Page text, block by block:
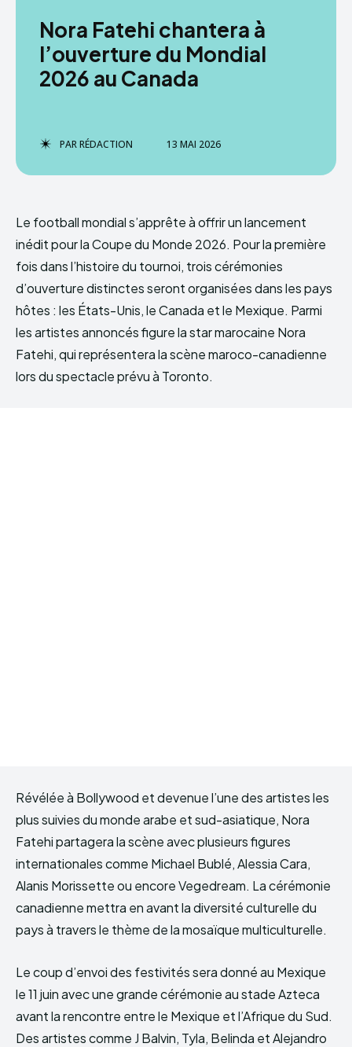
Nora Fatehi chantera à
l’ouverture du Mondial
2026 au Canada
PARRÉDACTION 13 MAI 2026
Le football mondial s’apprête à offrir un lancement
inédit pour la Coupe du Monde 2026. Pour la première
fois dans l’histoire du tournoi, trois cérémonies
d’ouverture distinctes seront organisées dans les pays
hôtes : les États-Unis, le Canada et le Mexique. Parmi
les artistes annoncés figure la star marocaine Nora
Fatehi, qui représentera la scène maroco-canadienne
lors du spectacle prévu à Toronto.
Révélée à Bollywood et devenue l’une des artistes les
plus suivies du monde arabe et sud-asiatique, Nora
Fatehi partagera la scène avec plusieurs figures
internationales comme Michael Bublé, Alessia Cara,
Alanis Morissette ou encore Vegedream. La cérémonie
canadienne mettra en avant la diversité culturelle du
pays à travers le thème de la mosaïque multiculturelle.
Le coup d’envoi des festivités sera donné au Mexique
le 11 juin avec une grande cérémonie au stade Azteca
avant la rencontre entre le Mexique et l’Afrique du Sud.
Des artistes comme J Balvin, Tyla, Belinda et Alejandro